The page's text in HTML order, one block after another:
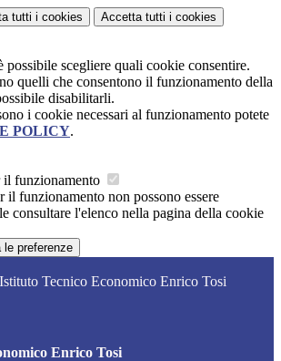
tutti i cookies Accetta tutti i cookies
possibile scegliere quali cookie consentire.
quelli che consentono il funzionamento della
disabilitarli.
i cookie necessari al funzionamento potete
POLICY.
il funzionamento
il funzionamento non possono essere
consultare l'elenco nella pagina della cookie
le preferenze
Istituto Tecnico Economico Enrico Tosi
Enrico Tosi